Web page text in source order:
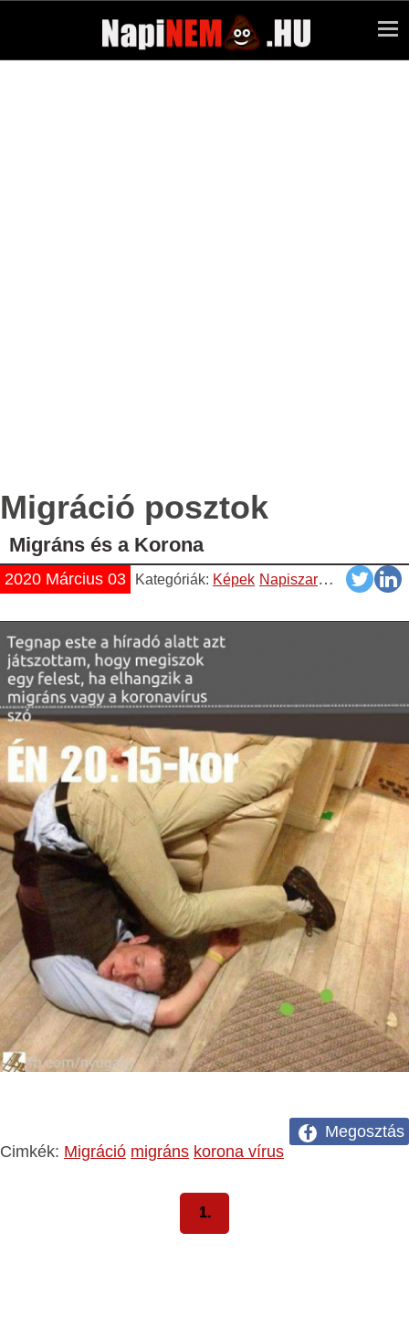
Migráció posztok
Migráns és a Korona
2020 Március 03 Kategóriák: Képek Napiszar Vicces
Megosztás
Cimkék: Migráció migráns korona vírus
1.